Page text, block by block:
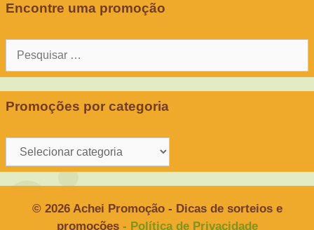
Encontre uma promoção
Pesquisar
Promoções por categoria
Promoções
por
© 2026 Achei Promoção - Dicas de sorteios e
promoções - Política de Privacidade